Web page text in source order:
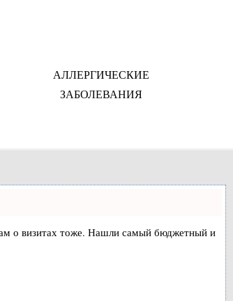
АЛЛЕРГИЧЕСКИЕ
ЗАБОЛЕВАНИЯ
о визитах тоже. Нашли самый бюджетный и